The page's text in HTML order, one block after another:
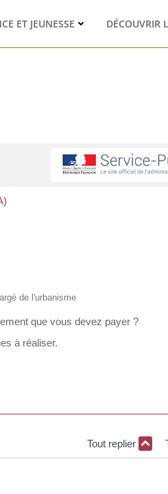
ET JEUNESSE DÉCOUVRIR
de l'urbanisme
que vous devez payer ?
à réaliser.
Tout replier